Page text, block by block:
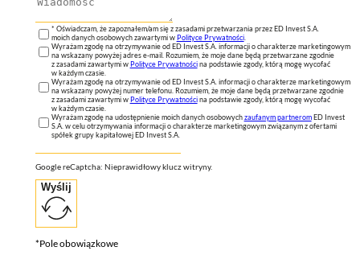
* Oświadczam, że zapoznałem/am się z zasadami przetwarzania przez ED Invest S.A.
moich danych osobowych zawartymi wPolityce Prywatności.
Wyrażam zgodę na otrzymywanie od ED Invest S.A. informacji o charakterze marketingowym
na wskazany powyżej adres e-mail. Rozumiem, że moje dane będą przetwarzane zgodnie
z zasadami zawartymi wPolityce Prywatnościna podstawie zgody, którą mogę wycofać
w każdym czasie.
Wyrażam zgodę na otrzymywanie od ED Invest S.A. informacji o charakterze marketingowym
na wskazany powyżej numer telefonu. Rozumiem, że moje dane będą przetwarzane zgodnie
z zasadami zawartymi wPolityce Prywatnościna podstawie zgody, którą mogę wycofać
w każdym czasie.
Wyrażam zgodę na udostępnienie moich danych osobowychzaufanym partneromED Invest
S.A. w celu otrzymywania informacji o charakterze marketingowym związanym z ofertami
spółek grupy kapitałowej ED Invest S.A.
Google reCaptcha: Nieprawidłowy klucz witryny.
Wyślij
*Pole obowiązkowe